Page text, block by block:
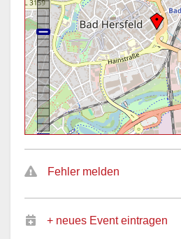
Fehler melden
+ neues Event eintragen